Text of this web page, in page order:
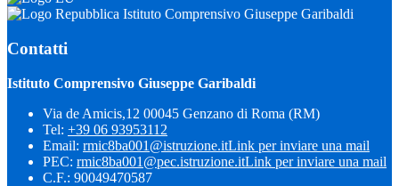
Istituto Comprensivo Giuseppe Garibaldi
Contatti
Istituto Comprensivo Giuseppe Garibaldi
Via de Amicis,12 00045 Genzano di Roma (RM)
Tel: +39 06 93953112
Email: rmic8ba001@istruzione.itLink per inviare una mail
PEC: rmic8ba001@pec.istruzione.itLink per inviare una mail
C.F.: 90049470587